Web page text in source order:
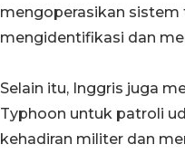
mengoperasikan sistem
mengidentifikasi dan
Selain itu, Inggris juga
Typhoon untuk patroli
kehadiran militer dan